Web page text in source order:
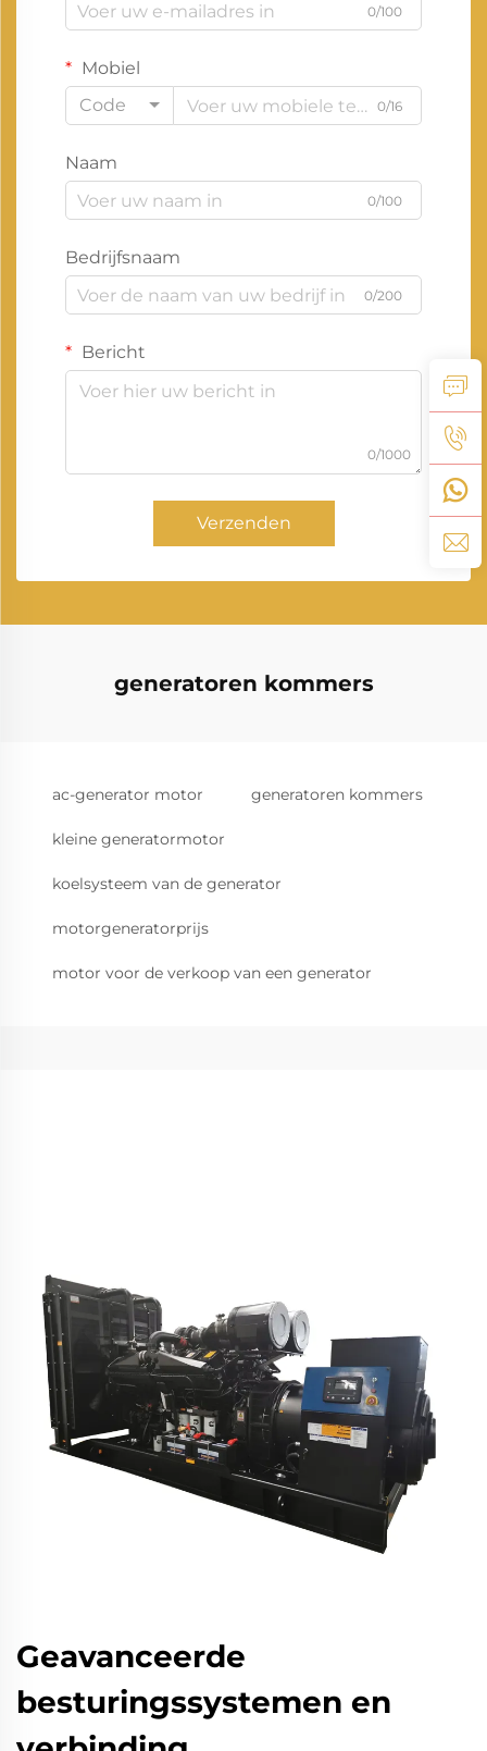
0/100
Mobiel
Code
0/16
Naam
0/100
Bedrijfsnaam
0/200
Bericht
0/1000
Verzenden
generatoren kommers
ac-generator motor generatoren kommers
kleine generatormotor
koelsysteem van de generator
motorgeneratorprijs
motor voor de verkoop van een generator
Geavanceerde
besturingssystemen en